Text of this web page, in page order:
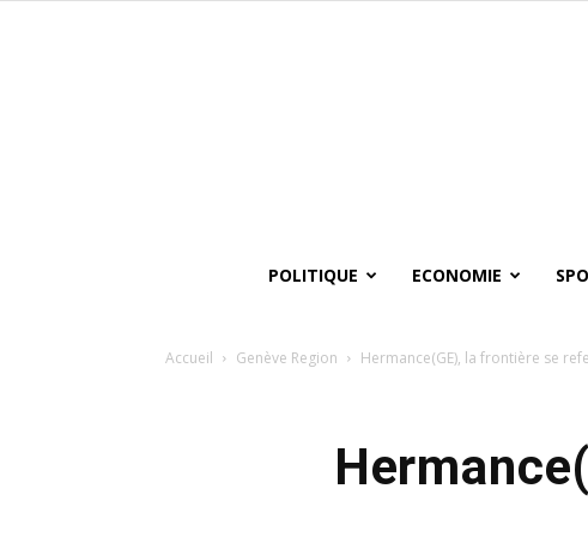
POLITIQUE ECONOMIE
Accueil Genève Region Hermance(GE), la frontière se